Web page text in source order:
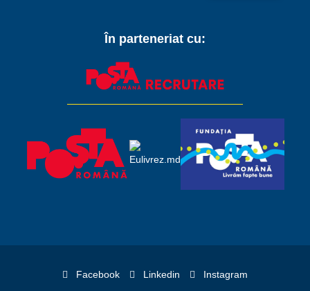
În parteneriat cu:
Facebook Linkedin Instagram